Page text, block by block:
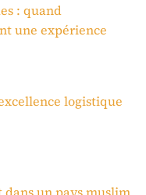
: quand
une expérience
logistique